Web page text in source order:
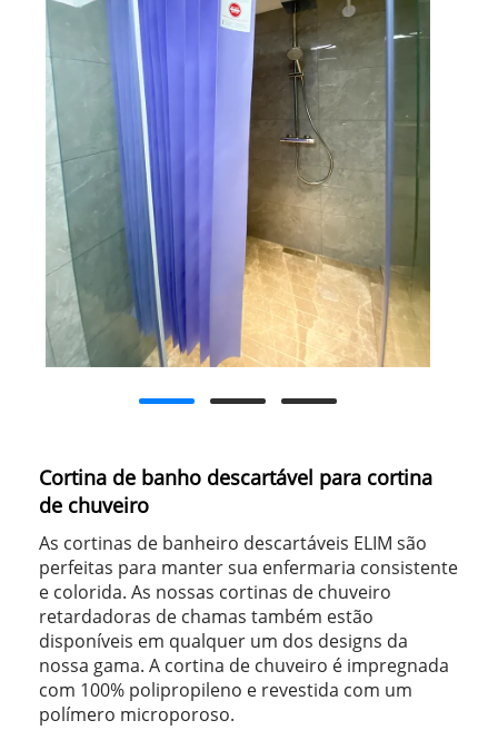
Cortina de banho descartável para cortina
de chuveiro
As cortinas de banheiro descartáveis ​​ELIM são
perfeitas para manter sua enfermaria consistente
e colorida. As nossas cortinas de chuveiro
retardadoras de chamas também estão
disponíveis em qualquer um dos designs da
nossa gama. A cortina de chuveiro é impregnada
com 100% polipropileno e revestida com um
polímero microporoso.